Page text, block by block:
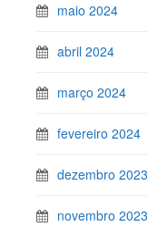
maio 2024
abril 2024
março 2024
fevereiro 2024
dezembro 2023
novembro 2023